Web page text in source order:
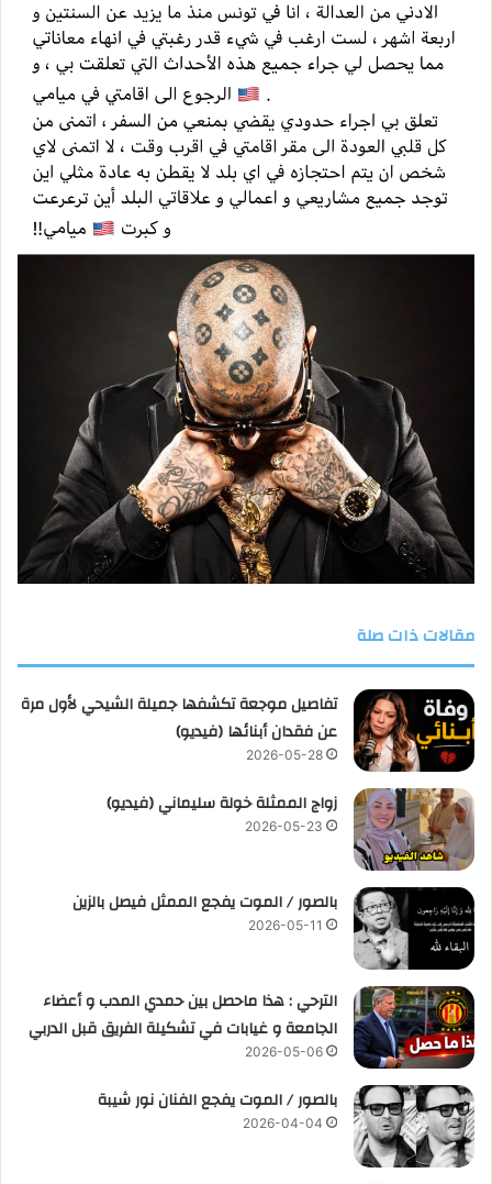
مقالات ذات صلة
تفاصيل موجعة تكشفها جميلة الشيحي لأول مرة
عن فقدان أبنائها (فيديو)
2026-05-28
زواج الممثلة خولة سليماني (فيديو)
2026-05-23
بالصور / الموت يفجع الممثل فيصل بالزين
2026-05-11
الترحي : هذا ماحصل بين حمدي المدب و أعضاء
الجامعة و غيابات في تشكيلة الفريق قبل الدربي
2026-05-06
بالصور / الموت يفجع الفنان نور شيبة
2026-04-04